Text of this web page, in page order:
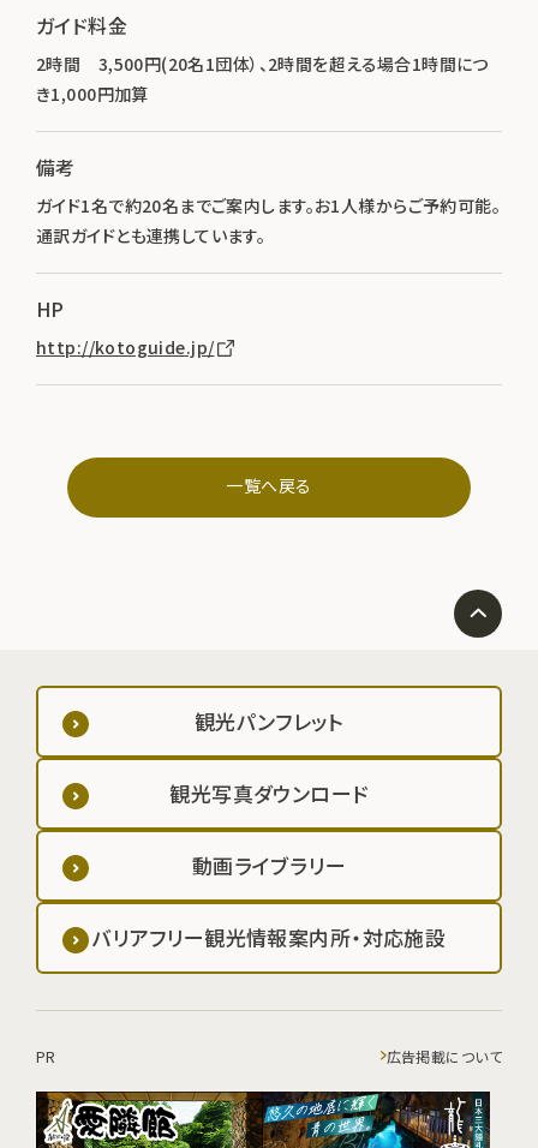
ガイド料金
2時間 3,500円(20名1団体）、2時間を超える場合1時間につ
き1,000円加算
備考
ガイド1名で約20名までご案内します。お1人様からご予約可能。
通訳ガイドとも連携しています。
HP
http://kotoguide.jp/
一覧へ戻る
観光パンフレット
観光写真ダウンロード
動画ライブラリー
バリアフリー観光情報案内所・対応施設
PR 広告掲載について